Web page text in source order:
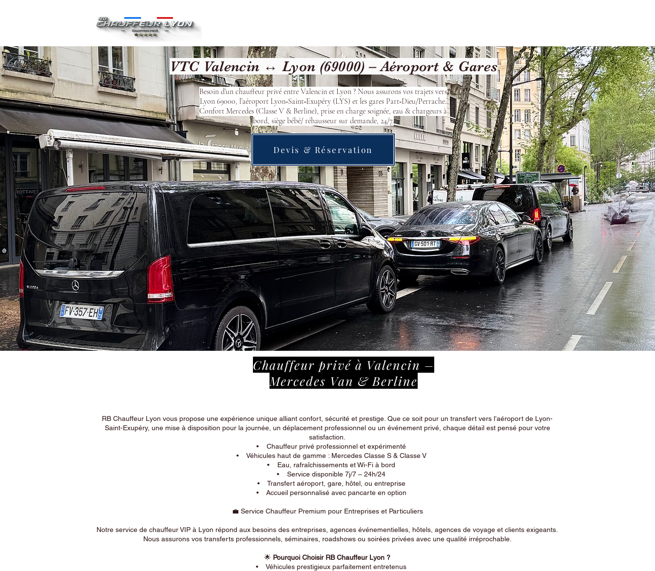
VTC Valencin ↔ Lyon (69000) – Aéroport & Gares
Besoin d’un chauffeur privé entre Valencin et Lyon ? Nous assurons vos trajets vers
Lyon 69000, l’aéroport Lyon‑Saint‑Exupéry (LYS) et les gares Part‑Dieu/Perrache.
Confort Mercedes (Classe V & Berline), prise en charge soignée, eau & chargeurs à
bord, siège bébé/ réhausseur sur demande, 24/7.
Devis & Réservation
Chauffeur privé à Valencin –
Mercedes Van & Berline
RB Chauffeur Lyon vous propose une expérience unique alliant confort, sécurité et prestige. Que ce soit pour un transfert vers l’aéroport de Lyon-
Saint-Exupéry, une mise à disposition pour la journée, un déplacement professionnel ou un événement privé, chaque détail est pensé pour votre
satisfaction.
• Chauffeur privé professionnel et expérimenté
• Véhicules haut de gamme : Mercedes Classe S & Classe V
• Eau, rafraîchissements et Wi-Fi à bord
• Service disponible 7j/7 – 24h/24
• Transfert aéroport, gare, hôtel, ou entreprise
• Accueil personnalisé avec pancarte en option
💼 Service Chauffeur Premium pour Entreprises et Particuliers
Notre service de chauffeur VIP à Lyon répond aux besoins des entreprises, agences événementielles, hôtels, agences de voyage et clients exigeants.
Nous assurons vos transferts professionnels, séminaires, roadshows ou soirées privées avec une qualité irréprochable.
🌟 Pourquoi Choisir RB Chauffeur Lyon ?
• Véhicules prestigieux parfaitement entretenus